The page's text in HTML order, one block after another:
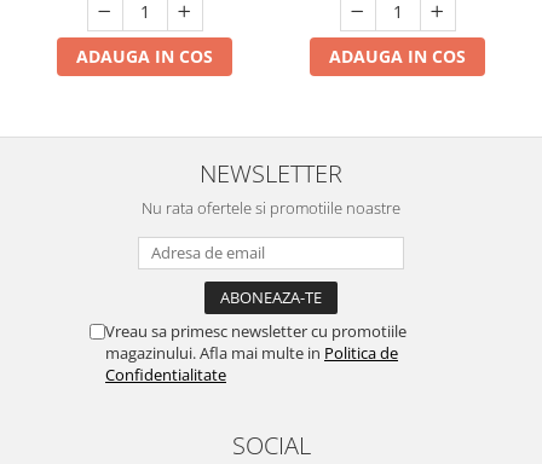
ADAUGA IN COS ADAUGA IN COS
NEWSLETTER
Nu rata ofertele si promotiile noastre
Vreau sa primesc newsletter cu promotiile
magazinului. Afla mai multe in Politica de
Confidentialitate
SOCIAL